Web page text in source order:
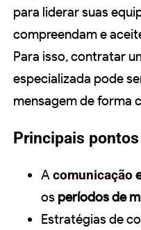
para liderar suas
compreendam e
Para isso, contratar
especializada pode
mensagem de forma
Principais
Acomunicação
os períodos de
Estratégias de